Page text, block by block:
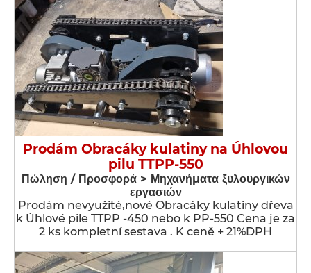
Prodám Obracáky kulatiny na Úhlovou
pilu TTPP-550
Πώληση / Προσφορά > Μηχανήματα ξυλουργικών
εργασιών
Prodám nevyužité,nové Obracáky kulatiny dřeva
k Úhlové pile TTPP -450 nebo k PP-550 Cena je za
2 ks kompletní sestava . K ceně + 21%DPH